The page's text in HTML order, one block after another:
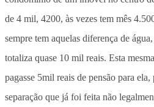
de 4 mil, 4200, às vezes tem mês
sempre tem aquelas diferença de
totaliza quase 10 mil reais. Esta
pagasse 5mil reais de pensão para
separação que já foi feita não